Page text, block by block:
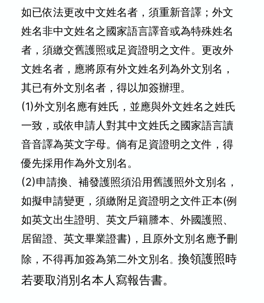
如已依法更改中文姓名者，須重新音譯；外文
姓名非中文姓名之國家語言譯音或為特殊姓名
者，須繳交舊護照或足資證明之文件。更改外
文姓名者，應將原有外文姓名列為外文別名，
其已有外文別名者，得以加簽辦理。
(1)外文別名應有姓氏，並應與外文姓名之姓氏
一致，或依申請人對其中文姓氏之國家語言讀
音音譯為英文字母。倘有足資證明之文件，得
優先採用作為外文別名。
(2)申請換、補發護照須沿用舊護照外文別名，
如擬申請變更，須繳附足資證明之文件正本(例
如英文出生證明、英文戶籍謄本、外國護照、
居留證、英文畢業證書) ，且原外文別名應予刪
除，不得再加簽為第二外文別名 。 換領護照時
若要取消別名本人寫報告書。